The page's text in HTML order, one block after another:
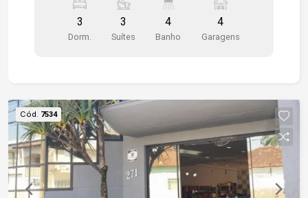
privacidade ; - Deck de madeira na área da
piscina; - 03 Suítes , 01 lavabo; - Aquecimento
solar; - Garagem para 4 carros, sendo 2 cobertos;
automatizadas; - Piscina. Resumo: Alphaville
Nova Esplanada 1: Casa de 285m² em terreno de
460m² com fundo para mata preservada,
garantindo total privacidade. Possui 3 suítes,
área social mobiliada, cozinha planejada,
esquadrias automatizadas e aquecimento solar.
3
Dorm.
3
Suítes
4
Banho
4
Garagens
Cód. 7534